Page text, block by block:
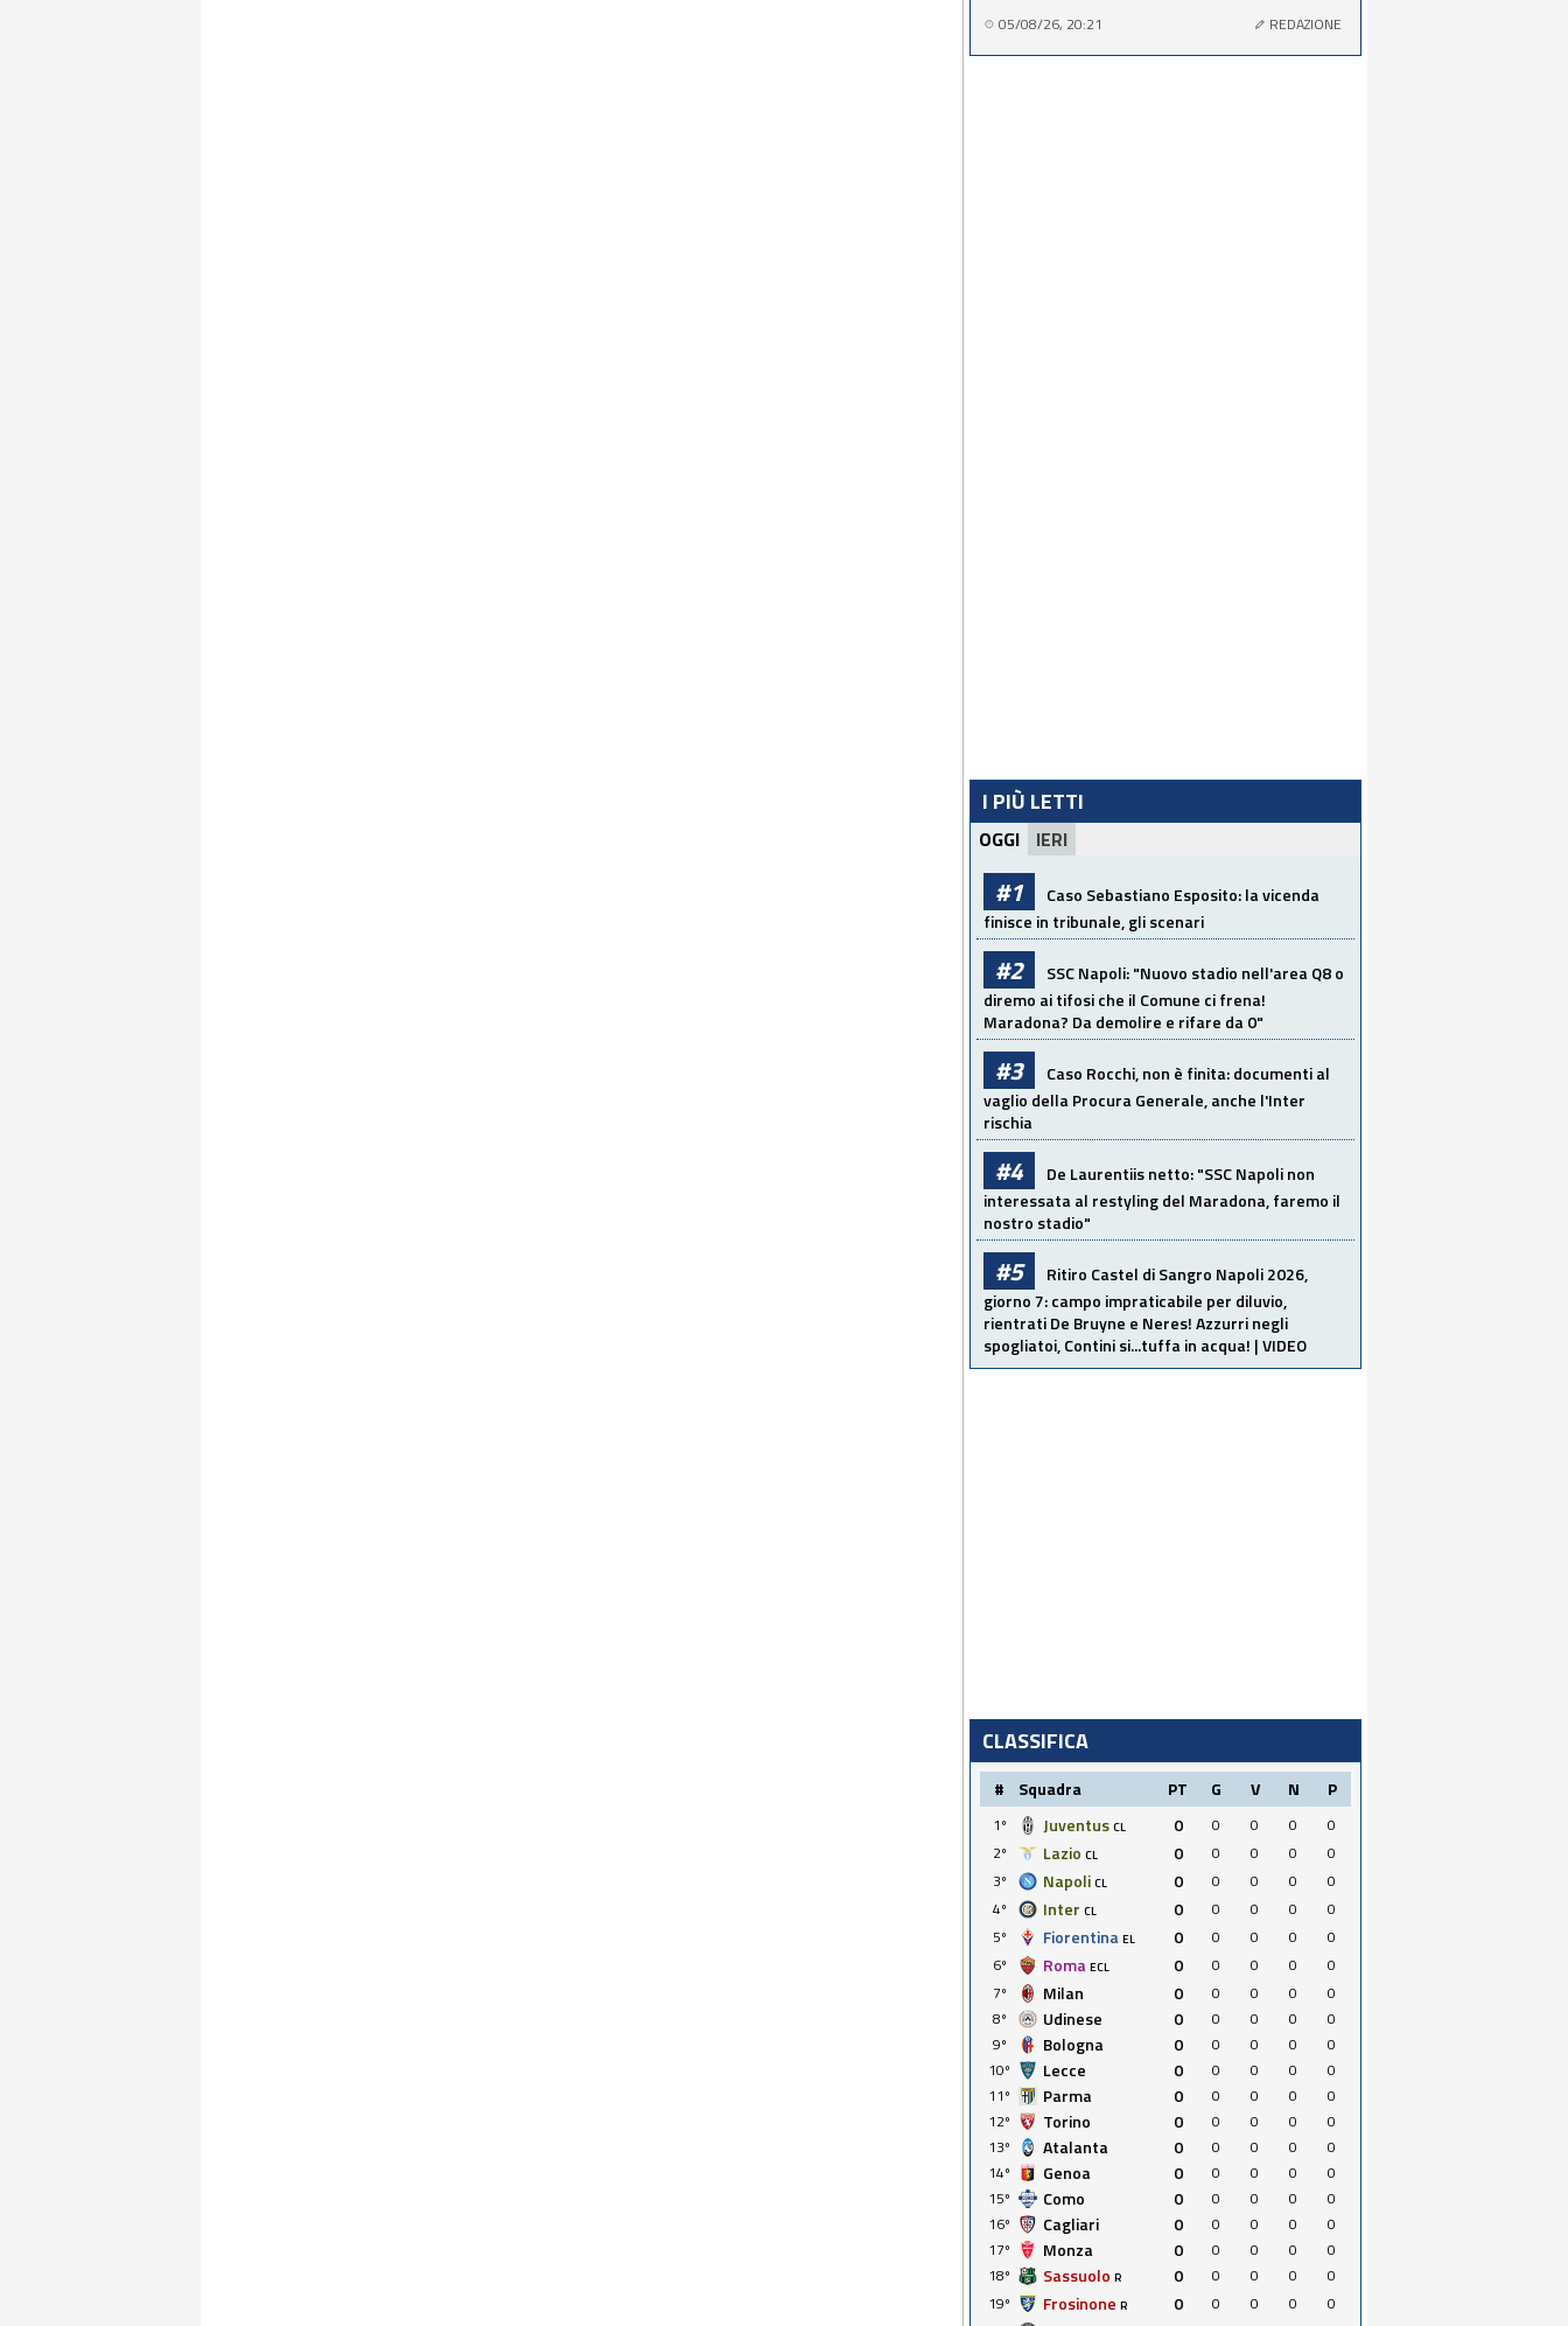
05/08/26, 20:21 REDAZIONE
I PIÙ LETTI
OGGI IERI
#1 Caso Sebastiano Esposito: la vicenda
finisce in tribunale, gli scenari
#2 SSC Napoli: "Nuovo stadio nell'area Q8 o
diremo ai tifosi che il Comune ci frena!
Maradona? Da demolire e rifare da 0"
#3 Caso Rocchi, non è finita: documenti al
vaglio della Procura Generale, anche l'Inter
rischia
#4 De Laurentiis netto: "SSC Napoli non
interessata al restyling del Maradona, faremo il
nostro stadio"
#5 Ritiro Castel di Sangro Napoli 2026,
giorno 7: campo impraticabile per diluvio,
rientrati De Bruyne e Neres! Azzurri negli
spogliatoi, Contini si...tuffa in acqua! | VIDEO
CLASSIFICA
# Squadra PT G V N P
1º Juventus CL 0 0 0 0
0
2º
Lazio CL 0 0 0 0
0
3º
Napoli CL 0 0 0 0
0
4º
Inter CL 0 0 0 0
0
5º
Fiorentina EL 0 0 0 0
0
6º
Roma ECL 0 0 0 0
0
7º
Milan 0 0 0 0
0
8º
Udinese 0 0 0 0
0
9º
Bologna 0 0 0 0
0
10º
Lecce 0 0 0 0
0
11º
Parma 0 0 0 0
0
12º
Torino 0 0 0 0
0
13º
Atalanta 0 0 0 0
0
14º
Genoa 0 0 0 0
0
15º
Como 0 0 0 0
0
16º
Cagliari 0 0 0 0
0
17º
Monza 0 0 0 0
0
18º
Sassuolo R 0 0 0 0
0
19º
Frosinone R 0 0 0 0
0